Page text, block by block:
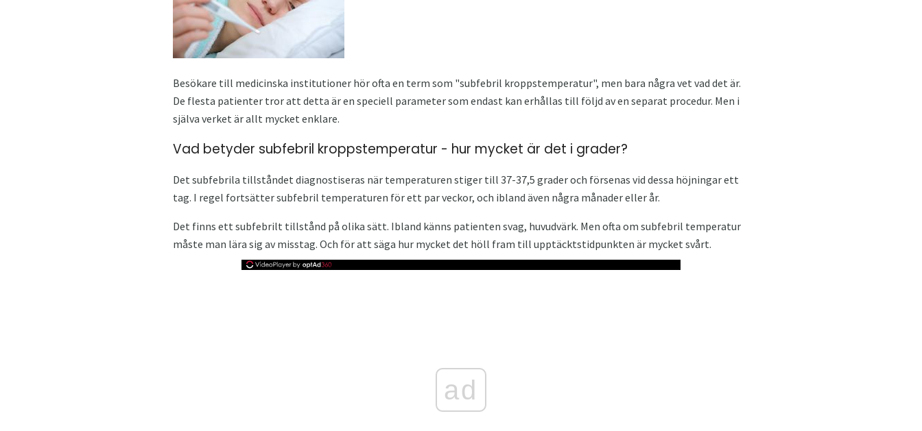
Besökare till medicinska institutioner hör ofta en term som "subfebril kroppstemperatur", men bara några vet vad det är.
De flesta patienter tror att detta är en speciell parameter som endast kan erhållas till följd av en separat procedur. Men i
själva verket är allt mycket enklare.
Vad betyder subfebril kroppstemperatur - hur mycket är det i grader?
Det subfebrila tillståndet diagnostiseras när temperaturen stiger till 37-37,5 grader och försenas vid dessa höjningar ett
tag. I regel fortsätter subfebril temperaturen för ett par veckor, och ibland även några månader eller år.
Det finns ett subfebrilt tillstånd på olika sätt. Ibland känns patienten svag, huvudvärk. Men ofta om subfebril temperatur
måste man lära sig av misstag. Och för att säga hur mycket det höll fram till upptäcktstidpunkten är mycket svårt.
ad